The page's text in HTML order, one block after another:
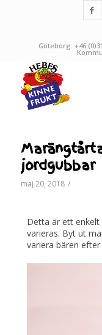
Göteborg: +46
jordgubbar
maj 20, 2018 /
Detta är ett
varieras. Byt ut
variera bären